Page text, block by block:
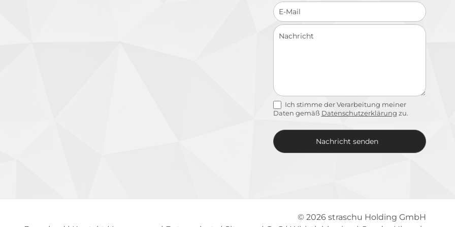
Ich stimme der Verarbeitung meiner
Daten gemäß Datenschutzerklärung zu.
Nachricht senden
© 2026 straschu Holding GmbH